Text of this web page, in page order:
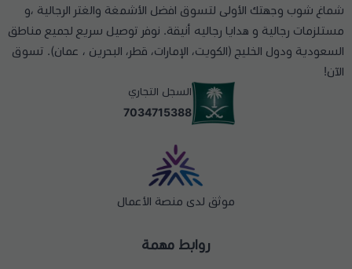
روابط مهمة
شماغ شوب وجهتك الأولى لتسوق افضل الأشمغة والغتر الرجالية ،و
مستلزمات رجالية و هدايا رجاليه أنيقة. نوفر توصيل سريع لجميع مناطق
السعودية ودول الخليج (الكويت، الإمارات، قطر، البحرين ، عمان). تسوق
الآن!
السجل التجاري
7034715388
موثق لدى منصة الأعمال